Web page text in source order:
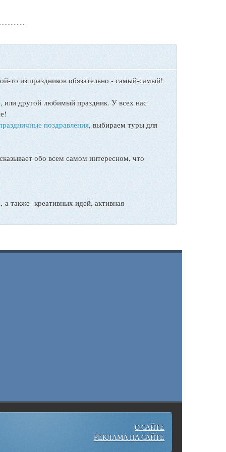
то из праздников обязательно - самый-самый!
, или другой любимый праздник. У всех нас
поздравления, выбираем туры для
обо всем самом интересном, что
креативных идей, активная
О САЙТЕ
РЕКЛАМА НА САЙТЕ